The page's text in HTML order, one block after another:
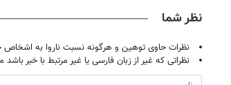
نظر شما
نظرات حاوی توهین و هرگونه نسبت ناروا به
نظراتی که غیر از زبان فارسی یا غیر مرتبط با خبر